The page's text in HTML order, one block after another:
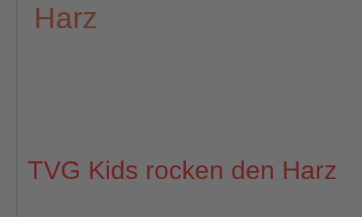
Harz
TVG Kids rocken den Harz